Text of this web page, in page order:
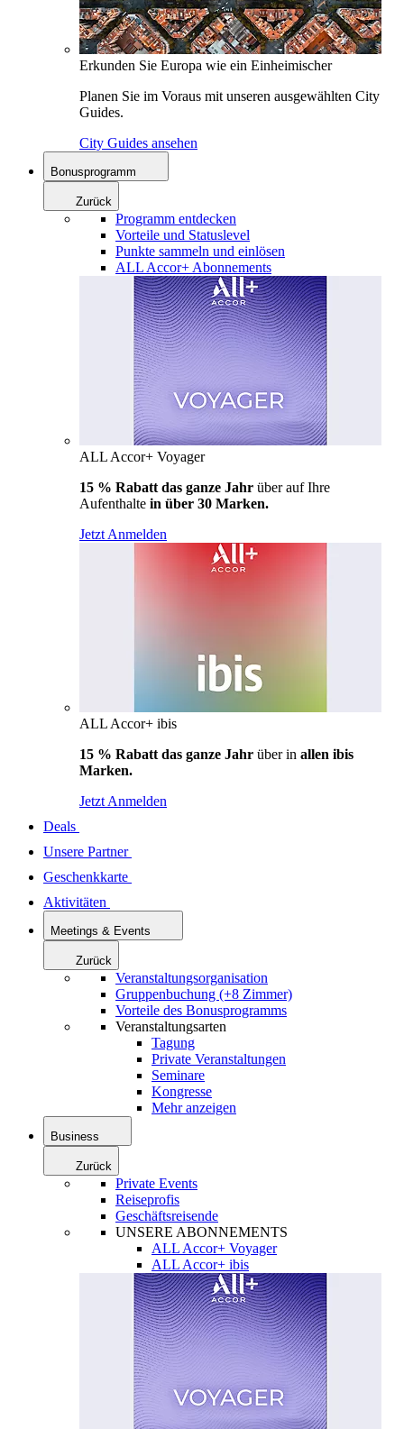
Erkunden Sie Europa wie ein Einheimischer
Planen Sie im Voraus mit unseren ausgewählten City
Guides.
City Guides ansehen
Bonusprogramm
Zurück
Programm entdecken
Vorteile und Statuslevel
Punkte sammeln und einlösen
ALL Accor+ Abonnements
ALL Accor+ Voyager
15 % Rabatt das ganze Jahr über auf Ihre
Aufenthalte in über 30 Marken.
Jetzt Anmelden
ALL Accor+ ibis
15 % Rabatt das ganze Jahr über in allen ibis
Marken.
Jetzt Anmelden
Deals
Unsere Partner
Geschenkkarte
Aktivitäten
Meetings & Events
Zurück
Veranstaltungsorganisation
Gruppenbuchung (+8 Zimmer)
Vorteile des Bonusprogramms
Veranstaltungsarten
Tagung
Private Veranstaltungen
Seminare
Kongresse
Mehr anzeigen
Business
Zurück
Private Events
Reiseprofis
Geschäftsreisende
UNSERE ABONNEMENTS
ALL Accor+ Voyager
ALL Accor+ ibis